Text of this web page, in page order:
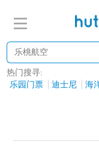
热门搜寻:
乐园门票
迪士尼 海